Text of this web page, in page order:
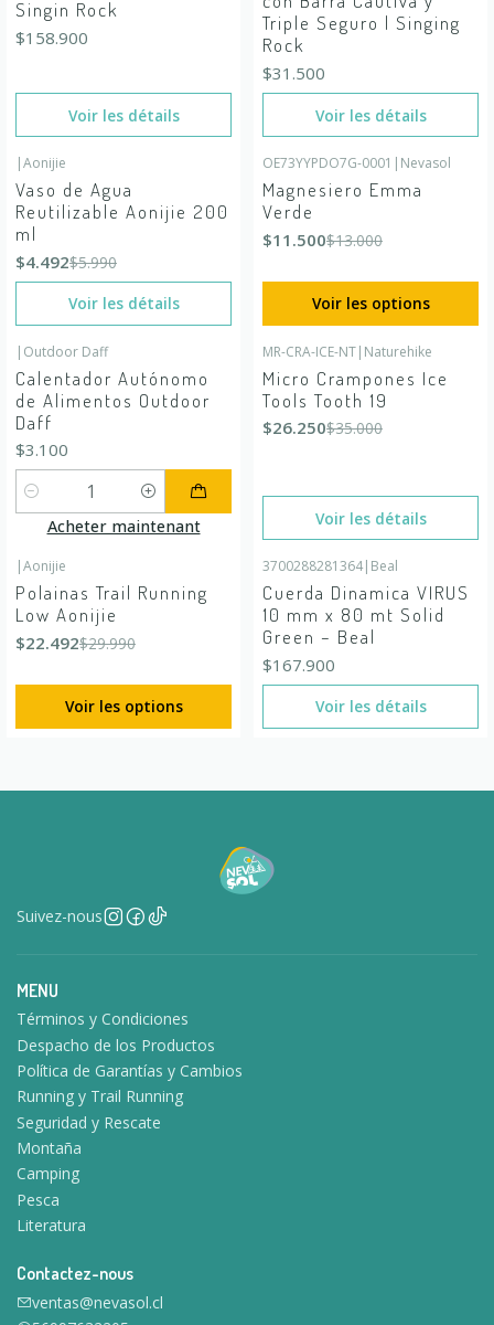
Singin Rock
$158.900
Voir les détails
Triple Seguro | Singing
Rock
$31.500
Voir les détails
-25%
En rupture de stock
|Aonijie
Vaso de Agua
Reutilizable Aonijie 200
ml
$4.492$5.990
Voir les détails
OE73YYPDO7G-0001 | Nevasol
Magnesiero Emma
Verde
$11.500$13.000
Voir les options
| Outdoor Daff
Calentador Autónomo
de Alimentos Outdoor
Daff
$3.100
Quantité
Acheter maintenant
DÉSACTIVÉ
En rupture de stock
MR-CRA-ICE-NT| Naturehike
Micro Crampones Ice
Tools Tooth 19
$26.250$35.000
Voir les détails
-25%
|Aonijie
Polainas Trail Running
Low Aonijie
$22.492$29.990
Voir les options
En rupture de stock
3700288281364| Beal
Cuerda Dinamica VIRUS
10 mm x 80 mt Solid
Green – Beal
$167.900
Voir les détails
Suivez-nous
MENU
Términos y Condiciones
Despacho de los Productos
Política de Garantías y Cambios
Running y Trail Running
Seguridad y Rescate
Montaña
Camping
Pesca
Literatura
Contactez-nous
ventas@nevasol.cl